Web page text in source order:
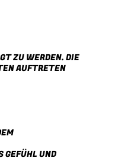
ZU WERDEN. DIE Z
AUFTRETEN P
UND G